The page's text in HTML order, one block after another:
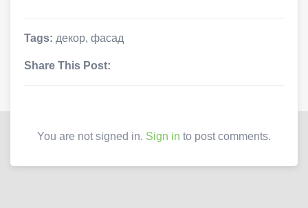
Tags: декор, фасад
Share This Post:
You are not signed in. Sign in to post comments.